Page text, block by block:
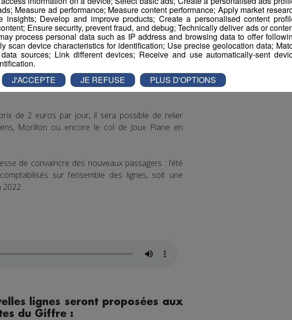
et les locaux de la vallée du Giffre pourront
de 2 euros par jour, il sera possible de relier
Morillon ou encore le col de Joux Plane en
de convaincre des nouveaux passagers : l’été
sur l’ensemble des lignes, soit une
lignes seront proposées aux
du Giffre :
Measure ad performance; Measure content performance; Apply market
insights; Develop and improve products; Create a personalised content
Ensure security, prevent fraud, and debug; Technically deliver ads or
process personal data such as IP address and browsing data to offer
scan device characteristics for identification; Use precise geolocation data;
sources; Link different devices; Receive and use automatically-sent
J'ACCEPTE JE REFUSE PLUS D'OPTIONS